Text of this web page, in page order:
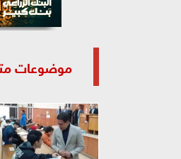
موضوعات